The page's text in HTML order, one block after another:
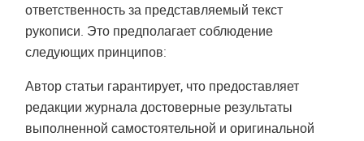
ответственность за представляемый текст
рукописи. Это предполагает соблюдение
следующих принципов:
Автор статьи гарантирует, что предоставляет
редакции журнала достоверные результаты
выполненной самостоятельной и оригинальной